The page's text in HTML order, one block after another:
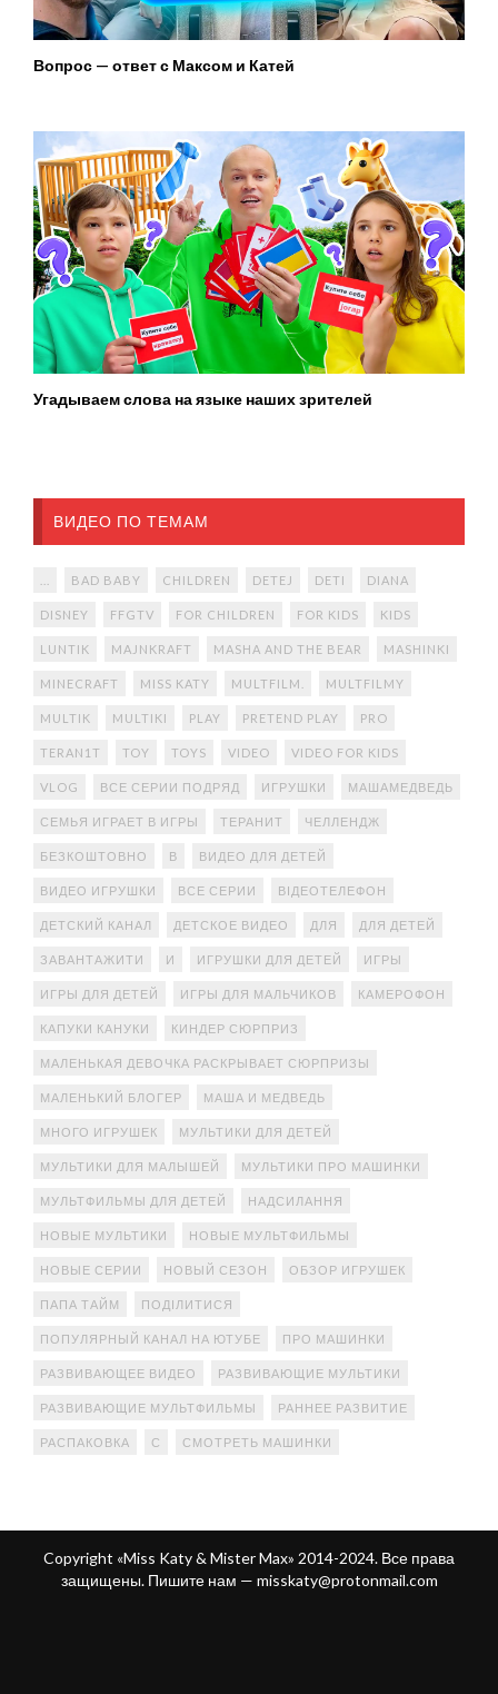
Вопрос — ответ с Максом и Катей
Угадываем слова на языке наших зрителей
ВИДЕО ПО ТЕМАМ
BAD BABY CHILDREN DETEJ DETI DIANA
DISNEY FFGTV FOR CHILDREN FOR KIDS KIDS
LUNTIK MAJNKRAFT MASHA AND THE BEAR MASHINKI
MINECRAFT MISS KATY MULTFILM. MULTFILMY
MULTIK MULTIKI PLAY PRETEND PLAY PRO
TERAN1T TOY TOYS VIDEO VIDEO FOR KIDS
VLOG ВСЕ СЕРИИ ПОДРЯД ИГРУШКИ МАШАМЕДВЕДЬ
СЕМЬЯ ИГРАЕТ В ИГРЫ ТЕРАНИТ ЧЕЛЛЕНДЖ
БЕЗКОШТОВНО В ВИДЕО ДЛЯ ДЕТЕЙ
ВИДЕО ИГРУШКИ ВСЕ СЕРИИ ВІДЕОТЕЛЕФОН
ДЕТСКИЙ КАНАЛ ДЕТСКОЕ ВИДЕО ДЛЯ ДЛЯ ДЕТЕЙ
ЗАВАНТАЖИТИ И ИГРУШКИ ДЛЯ ДЕТЕЙ ИГРЫ
ИГРЫ ДЛЯ ДЕТЕЙ ИГРЫ ДЛЯ МАЛЬЧИКОВ КАМЕРОФОН
КАПУКИ КАНУКИ КИНДЕР СЮРПРИЗ
МАЛЕНЬКАЯ ДЕВОЧКА РАСКРЫВАЕТ СЮРПРИЗЫ
МАЛЕНЬКИЙ БЛОГЕР МАША И МЕДВЕДЬ
МНОГО ИГРУШЕК МУЛЬТИКИ ДЛЯ ДЕТЕЙ
МУЛЬТИКИ ДЛЯ МАЛЫШЕЙ МУЛЬТИКИ ПРО МАШИНКИ
МУЛЬТФИЛЬМЫ ДЛЯ ДЕТЕЙ НАДСИЛАННЯ
НОВЫЕ МУЛЬТИКИ НОВЫЕ МУЛЬТФИЛЬМЫ
НОВЫЕ СЕРИИ НОВЫЙ СЕЗОН ОБЗОР ИГРУШЕК
ПАПА ТАЙМ ПОДІЛИТИСЯ
ПОПУЛЯРНЫЙ КАНАЛ НА ЮТУБЕ ПРО МАШИНКИ
РАЗВИВАЮЩЕЕ ВИДЕО РАЗВИВАЮЩИЕ МУЛЬТИКИ
РАЗВИВАЮЩИЕ МУЛЬТФИЛЬМЫ РАННЕЕ РАЗВИТИЕ
РАСПАКОВКА С СМОТРЕТЬ МАШИНКИ
Copyright «Miss Katy & Mister Max» 2014-2024. Все права
защищены. Пишите нам — misskaty@protonmail.com